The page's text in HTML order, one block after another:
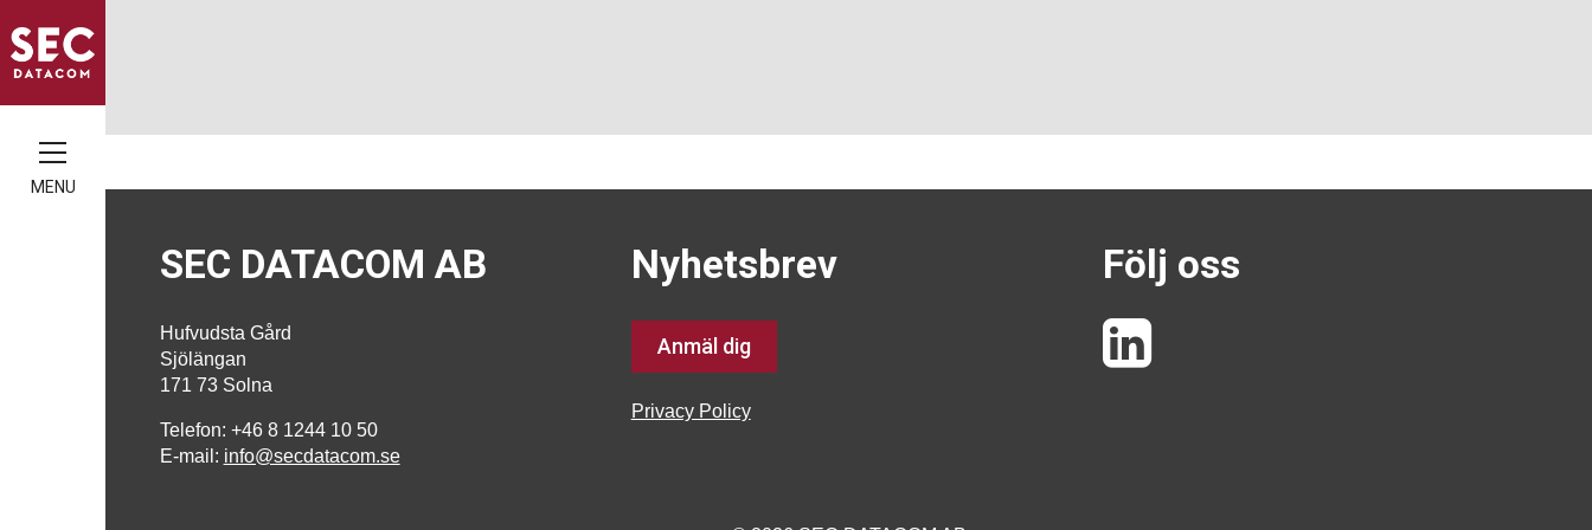
MENU
SEC DATACOM AB
Hufvudsta Gård
Sjölängan
171 73 Solna
Telefon: +46 8 1244 10 50
E-mail: info@secdatacom.se
Nyhetsbrev
Anmäl dig
Privacy Policy
Följ oss